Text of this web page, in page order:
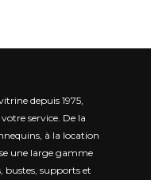
depuis 1975,
service. De la
à la location
une large gamme
bustes, supports et